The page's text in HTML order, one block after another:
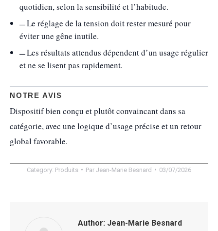
quotidien, selon la sensibilité et l’habitude.
Le réglage de la tension doit rester mesuré pour
éviter une gêne inutile.
Les résultats attendus dépendent d’un usage régulier
et ne se lisent pas rapidement.
NOTRE AVIS
Dispositif bien conçu et plutôt convaincant dans sa
catégorie, avec une logique d’usage précise et un retour
global favorable.
Category: Produits Par Jean-Marie Besnard 03/07/2026
Author: Jean-Marie Besnard